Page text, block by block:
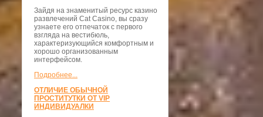
Зайдя на знаменитый ресурс казино
развлечений Cat Casino, вы сразу
узнаете его отпечаток с первого
взгляда на вестибюль,
характеризующийся комфортным и
хорошо организованным
интерфейсом.
Подробнее...
ОТЛИЧИЕ ОБЫЧНОЙ
ПРОСТИТУТКИ ОТ VIP
ИНДИВИДУАЛКИ